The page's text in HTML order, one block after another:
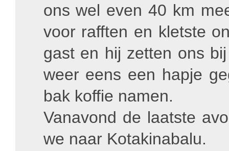
ons wel even 40 km
voor rafften en kletste
gast en hij zetten ons
weer eens een hapje
bak koffie namen.
Vanavond de laatste
we naar Kotakinabalu.